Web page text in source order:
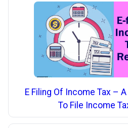
E Filing Of Income Tax –
To File Income